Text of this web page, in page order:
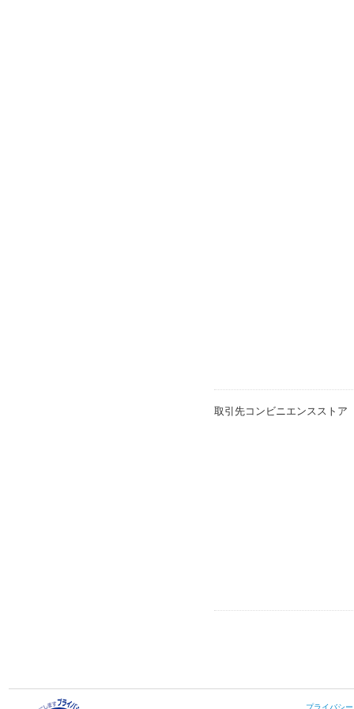
取引先コンビニエンスストア
プライバシ